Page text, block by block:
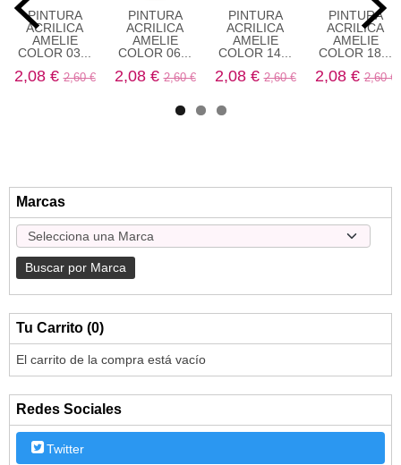
Marcas
Tu Carrito (0)
El carrito de la compra está vacío
Redes Sociales
Twitter
PINTURA
ACRILICA
AMELIE
COLOR 03...
2,08 €2,60 €
PINTURA
ACRILICA
AMELIE
COLOR 06...
2,08 €2,60 €
PINTURA
ACRILICA
AMELIE
COLOR 14...
2,08 €2,60 €
PINTURA
ACRILICA
AMELIE
COLOR 18...
2,08 €2,60 €